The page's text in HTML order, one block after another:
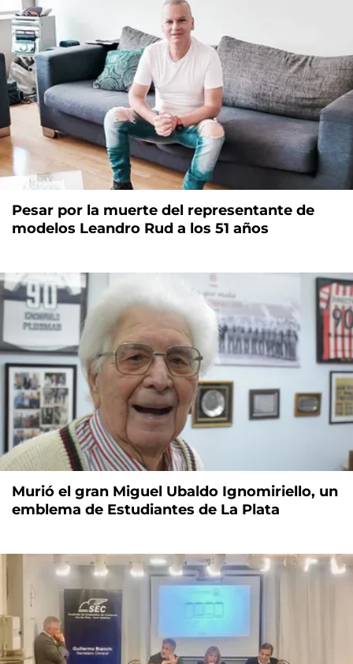
Pesar por la muerte del representante de
modelos Leandro Rud a los 51 años
Murió el gran Miguel Ubaldo Ignomiriello, un
emblema de Estudiantes de La Plata